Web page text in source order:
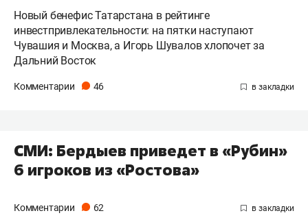
Новый бенефис Татарстана в рейтинге
инвестпривлекательности: на пятки наступают
Чувашия и Москва, а Игорь Шувалов хлопочет за
Дальний Восток
Комментарии 46
СМИ: Бердыев приведет в «Рубин»
6 игроков из «Ростова»
Комментарии 62